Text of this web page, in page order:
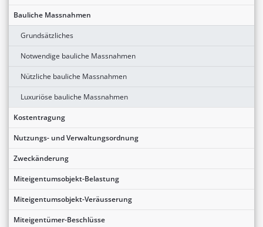
Bauliche Massnahmen
Grundsätzliches
Notwendige bauliche Massnahmen
Nützliche bauliche Massnahmen
Luxuriöse bauliche Massnahmen
Kostentragung
Nutzungs- und Verwaltungsordnung
Zweckänderung
Miteigentumsobjekt-Belastung
Miteigentumsobjekt-Veräusserung
Miteigentümer-Beschlüsse